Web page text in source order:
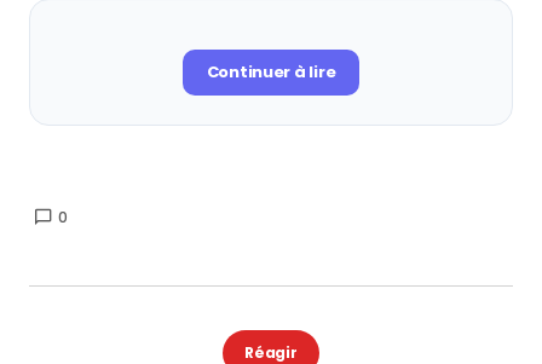
Continuer à lire
0
Réagir